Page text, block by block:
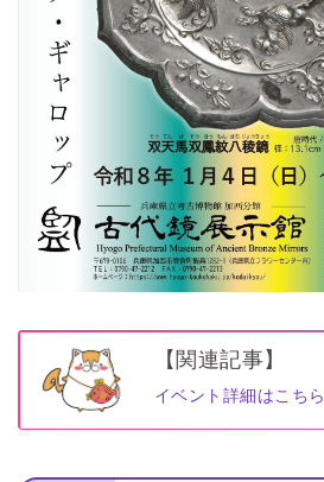
【関連記事】
イベント詳細はこちら